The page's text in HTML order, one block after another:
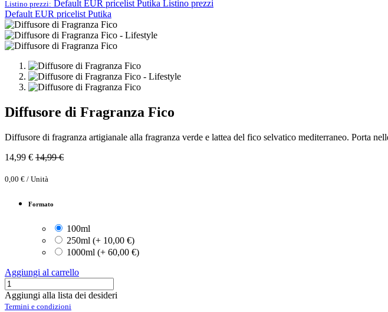
Listino prezzi: Default EUR pricelist Putika Listino prezzi
Default EUR pricelist Putika
Diffusore di Fragranza Fico
Diffusore di fragranza artigianale alla fragranza verde e lattea del fico selvatico mediterraneo. Porta
14,99 € 14,99€
0,00 € / Unità
Formato
100ml
250ml (+ 10,00 €)
1000ml (+ 60,00 €)
Aggiungi al carrello
Aggiungi alla lista dei desideri
Termini e condizioni